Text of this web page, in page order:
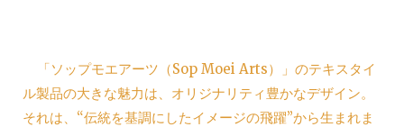
「ソップモエアーツ（Sop Moei Arts）」のテキスタイ
ル製品の大きな魅力は、オリジナリティ豊かなデザイン。
それは、“伝統を基調にしたイメージの飛躍”から生まれま